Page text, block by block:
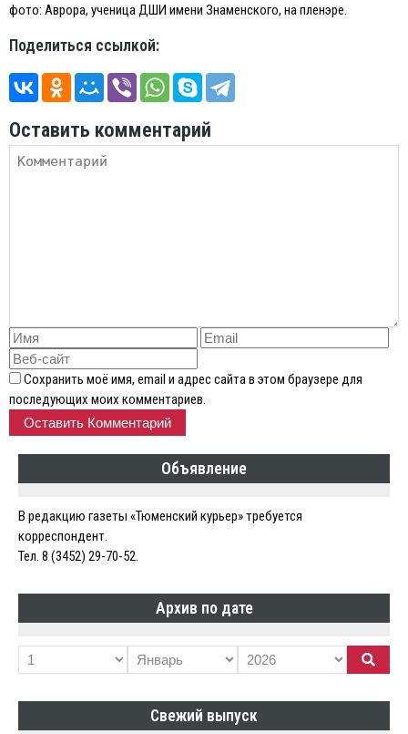
фото: Аврора, ученица ДШИ имени Знаменского, на пленэре.
Поделиться ссылкой:
Оставить комментарий
Сохранить моё имя, email и адрес сайта в этом браузере для
последующих моих комментариев.
Объявление
В редакцию газеты «Тюменский курьер» требуется
корреспондент.
Тел. 8 (3452) 29-70-52.
Архив по дате
Свежий выпуск